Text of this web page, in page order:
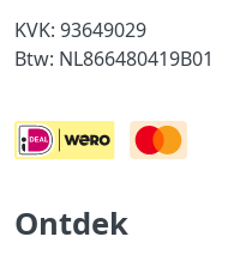
KVK: 93649029
Btw: NL866480419B01
Ontdek